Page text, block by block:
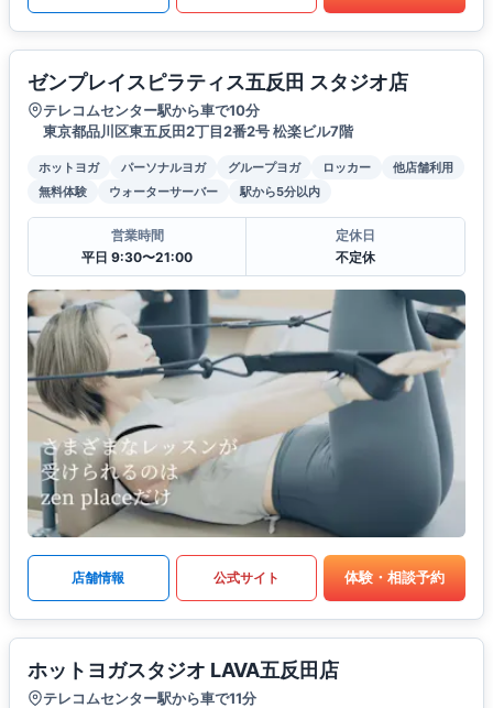
ゼンプレイスピラティス五反田 スタジオ店
テレコムセンター駅から車で10分
東京都品川区東五反田2丁目2番2号 松楽ビル7階
ホットヨガ パーソナルヨガ グループヨガ ロッカー
他店舗利用
無料体験
ウォーターサーバー 駅から5分以内
営業時間
平日 9:30〜21:00
定休日
不定休
店舗情報 公式サイト 体験・相談予約
ホットヨガスタジオ LAVA五反田店
テレコムセンター駅から車で11分